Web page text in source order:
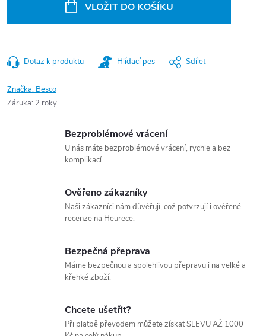
VLOŽIT DO KOŠÍKU
Dotaz k produktu Hlídací pes Sdílet
Značka: Besco
Záruka: 2 roky
Bezproblémové vrácení
U nás máte bezproblémové vrácení, rychle a bez
komplikací.
Ověřeno zákazníky
Naši zákazníci nám důvěřují, což potvrzují i ověřené
recenze na Heurece.
Bezpečná přeprava
Máme bezpečnou a spolehlivou přepravu i na velké a
křehké zboží.
Chcete ušetřit?
Při platbě převodem můžete získat SLEVU AŽ 1000